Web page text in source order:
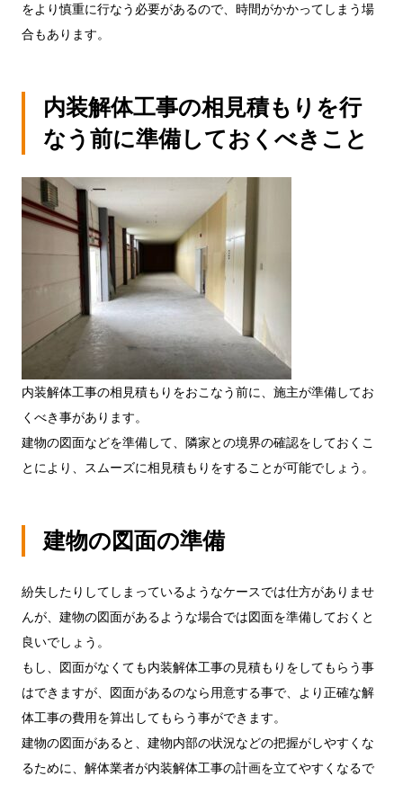
をより慎重に行なう必要があるので、時間がかかってしまう場
合もあります。
内装解体工事の相見積もりを行
なう前に準備しておくべきこと
内装解体工事の相見積もりをおこなう前に、施主が準備してお
くべき事があります。
建物の図面などを準備して、隣家との境界の確認をしておくこ
とにより、スムーズに相見積もりをすることが可能でしょう。
建物の図面の準備
紛失したりしてしまっているようなケースでは仕方がありませ
んが、建物の図面があるような場合では図面を準備しておくと
良いでしょう。
もし、図面がなくても内装解体工事の見積もりをしてもらう事
はできますが、図面があるのなら用意する事で、より正確な解
体工事の費用を算出してもらう事ができます。
建物の図面があると、建物内部の状況などの把握がしやすくな
るために、解体業者が内装解体工事の計画を立てやすくなるで